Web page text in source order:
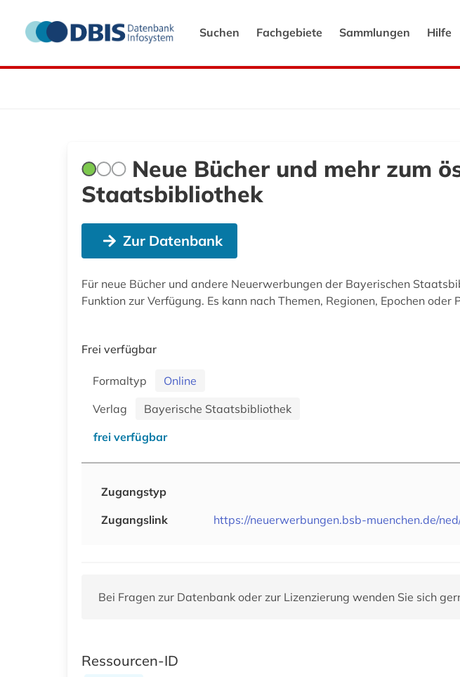
Suchen Fachgebiete Sammlungen Hilfe
Neue Bücher und mehr zum
Staatsbibliothek
Zur Datenbank
Für neue Bücher und andere Neuerwerbungen der Bayerischen
Funktion zur Verfügung. Es kann nach Themen, Regionen, Epochen
Frei verfügbar
Formaltyp
Online
Verlag
Bayerische Staatsbibliothek
frei verfügbar
Zugangstyp
Zugangslink
https://neuerwerbungen.bsb-muenchen.de/
Bei Fragen zur Datenbank oder zur Lizenzierung wenden Sie sich
Ressourcen-ID